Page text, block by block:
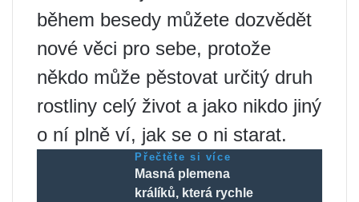
během besedy můžete dozvědět
nové věci pro sebe, protože
někdo může pěstovat určitý druh
rostliny celý život a jako nikdo jiný
o ní plně ví, jak se o ni starat.
Přečtěte si více
Masná plemena
králíků, která rychle